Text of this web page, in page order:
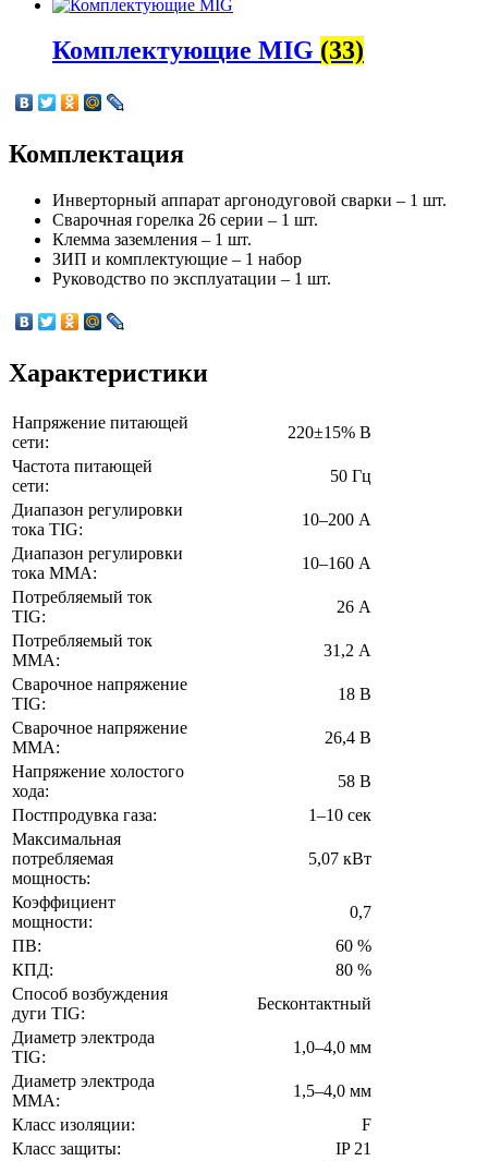
Комплектующие MIG (33)
Комплектация
Инверторный аппарат аргонодуговой сварки – 1 шт.
Сварочная горелка 26 серии – 1 шт.
Клемма заземления – 1 шт.
ЗИП и комплектующие – 1 набор
Руководство по эксплуатации – 1 шт.
Характеристики
Напряжение питающей
сети:
220±15% В
Частота питающей
сети:
50 Гц
Диапазон регулировки
тока TIG:
10–200 А
Диапазон регулировки
тока MMA:
10–160 А
Потребляемый ток
TIG:
26 А
Потребляемый ток
MMA:
31,2 А
Сварочное напряжение
TIG:
18 В
Сварочное напряжение
MMA:
26,4 В
Напряжение холостого
хода:
58 В
Постпродувка газа:
1–10 сек
Максимальная
потребляемая
мощность:
5,07 кВт
Коэффициент
мощности:
0,7
ПВ:
60 %
КПД:
80 %
Способ возбуждения
дуги TIG:
Бесконтактный
Диаметр электрода
TIG:
1,0–4,0 мм
Диаметр электрода
MMA:
1,5–4,0 мм
Класс изоляции:
F
Класс защиты:
IP 21